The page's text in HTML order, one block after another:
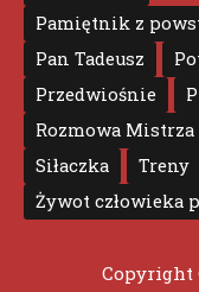
Pamiętnik z
Pan Tadeusz
Przedwiośnie
Rozmowa
Siłaczka
Treny
Żywot człowieka
Copyright